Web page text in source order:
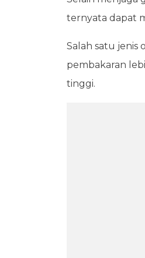
ternyata dapat
Salah satu jenis
pembakaran
tinggi.